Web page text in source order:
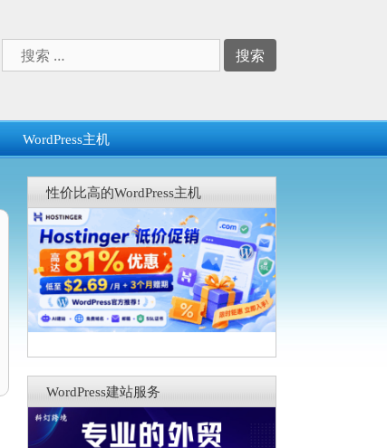
索：
WordPress主机
性价比高的WordPress主机
WordPress建站服务